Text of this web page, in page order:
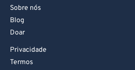
Sobre nós
Blog
Doar
Privacidade
Termos